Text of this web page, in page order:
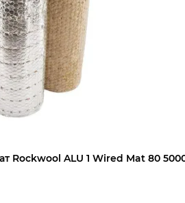
Rockwool ALU 1 Wired Mat 80